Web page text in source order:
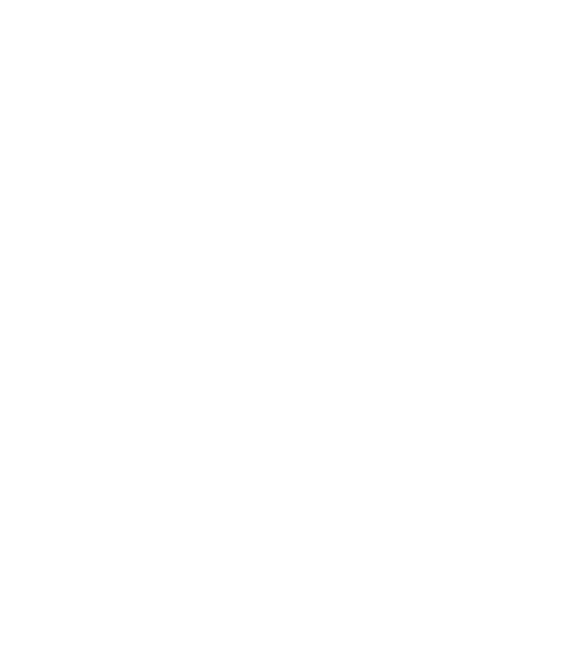
niveau d'alerte, une première en 7 mois